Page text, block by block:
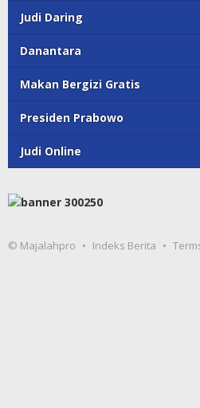
Judi Daring
Danantara
Makan Bergizi Gratis
Presiden Prabowo
Judi Online
© Majalahpro Indeks Berita